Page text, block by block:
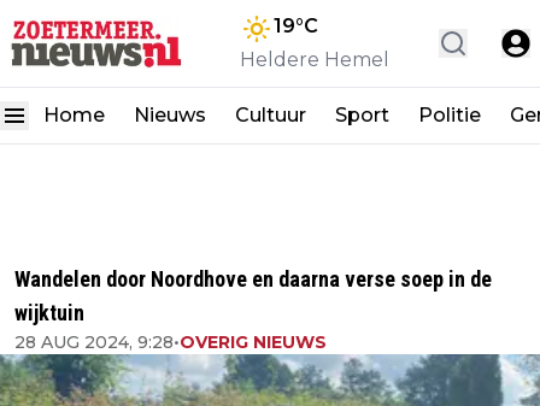
19°C
Heldere Hemel
Home Nieuws Cultuur Sport Politie
Wandelen door Noordhove en daarna verse soep in de
wijktuin
28 AUG 2024, 9:28•OVERIG NIEUWS